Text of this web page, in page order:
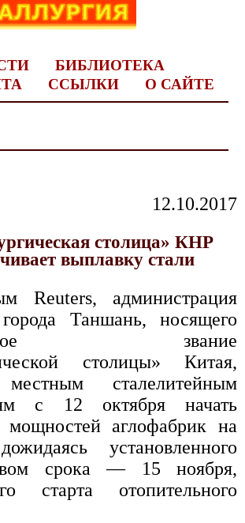
БИБЛИОТЕКА
ССЫЛКИ О САЙТЕ
12.10.2017
столица» КНР
выплавку стали
Reuters, администрация
города Таншань, носящего
звание
столицы» Китая,
местным сталелитейным
с 12 октября начать
мощностей аглофабрик на
установленного
срока — 15 ноября,
старта отопительного